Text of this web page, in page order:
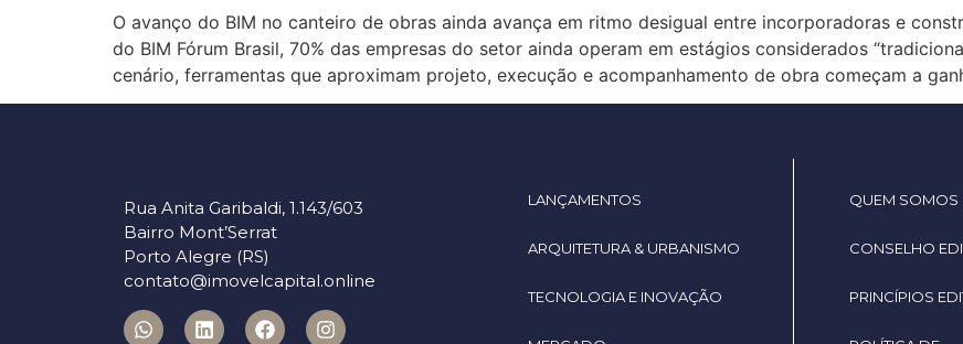
O avanço do BIM no canteiro de obras ainda avança em ritmo desigual entre incorporadoras e
do BIM Fórum Brasil, 70% das empresas do setor ainda operam em estágios considerados
cenário, ferramentas que aproximam projeto, execução e acompanhamento de obra começam a
Rua Anita Garibaldi, 1.143/603
Bairro Mont’Serrat
Porto Alegre (RS)
contato@imovelcapital.online
LANÇAMENTOS
ARQUITETURA & URBANISMO
TECNOLOGIA E INOVAÇÃO
QUEM SOMOS
CONSELHO
PRINCÍPIOS